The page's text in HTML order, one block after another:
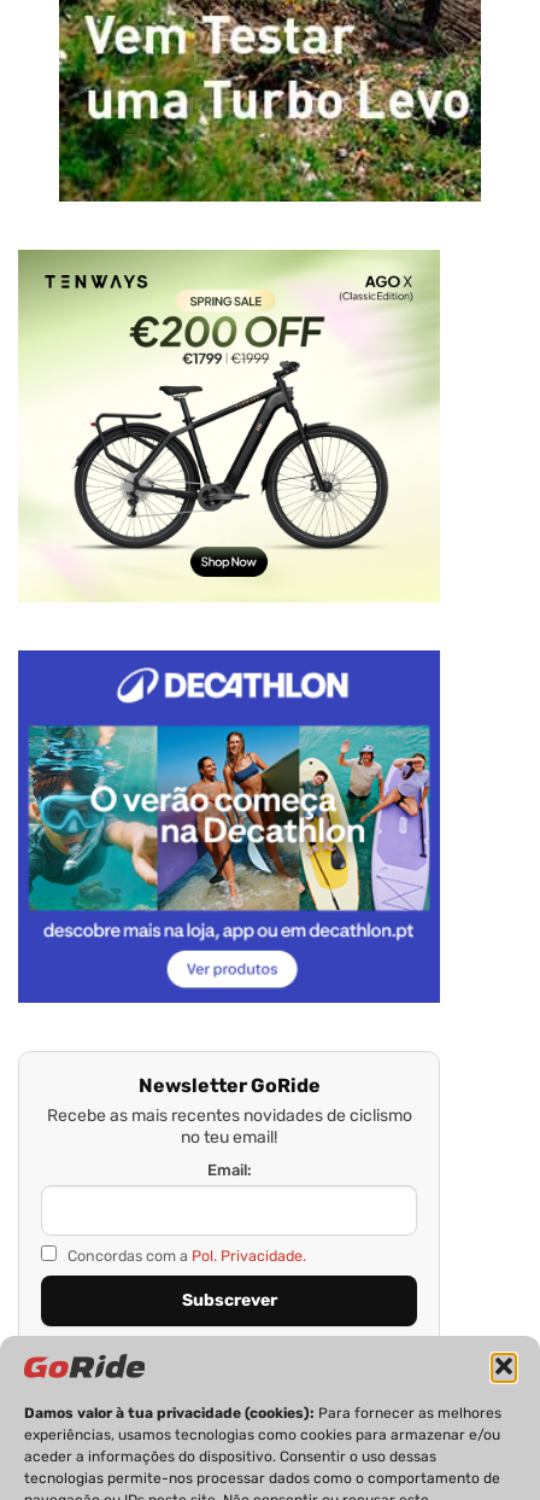
Damos valor à tua privacidade (cookies): Para fornecer as melhores
experiências, usamos tecnologias como cookies para armazenar e/ou
aceder a informações do dispositivo. Consentir o uso dessas
tecnologias permite-nos processar dados como o comportamento de
Newsletter GoRide
Recebe as mais recentes novidades de ciclismo
no teu email!
Email:
Concordas com a Pol. Privacidade.